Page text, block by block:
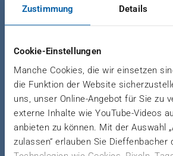
Zustimmung Details
Cookie-Einstellungen
Manche Cookies, die wir einsetzen
die Funktion der Website
uns, unser Online-Angebot für Sie zu
externe Inhalte wie YouTube-Videos
anbieten zu können. Mit der Auswahl
zulassen“ erlauben Sie Dieffenbacher
Der DPC Kratzförderer mit
die Direktbeladung von
Frontlader oder LKW. Der DPC
vergleichmäßigt den
Materialstrom durch einen
großdimensionierte, horizontale,
Beschickungszone und ein
geneigter Trog mit hohen
verstärkten Ketten mit